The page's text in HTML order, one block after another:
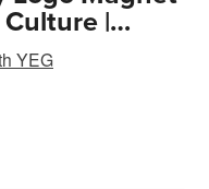
|
YEG